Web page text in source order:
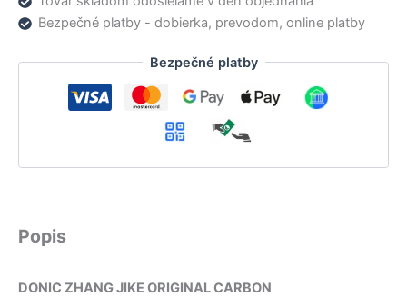
Bezpečné platby - dobierka, prevodom, online platby
Bezpečné platby
Popis
DONIC ZHANG JIKE ORIGINAL CARBON